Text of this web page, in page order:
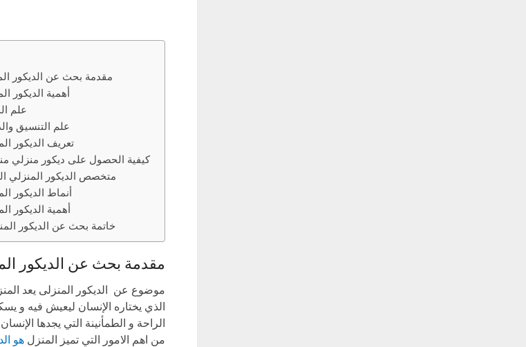
مقدمة بحث عن الديكور
أهمية الديكور
علم
علم التنسيق
تعريف الديكور
كيفية الحصول على ديكور منزلي
متخصص الديكور المنزلي
أنماط الديكور
أهمية الديكور
خاتمة بحث عن الديكور
مقدمة بحث عن الديكور
موضوع عن الديكور المنزلى يعد
الذي يختاره الإنسان ليعيش فيه و
الراحة و الطمأنينة التي يجدها
من اهم الامور التي تميز المنزل هو